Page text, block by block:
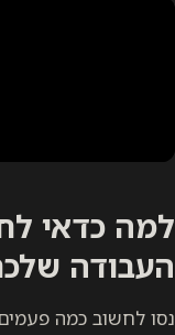
למה כדאי
העבודה
נסו לחשוב כמה